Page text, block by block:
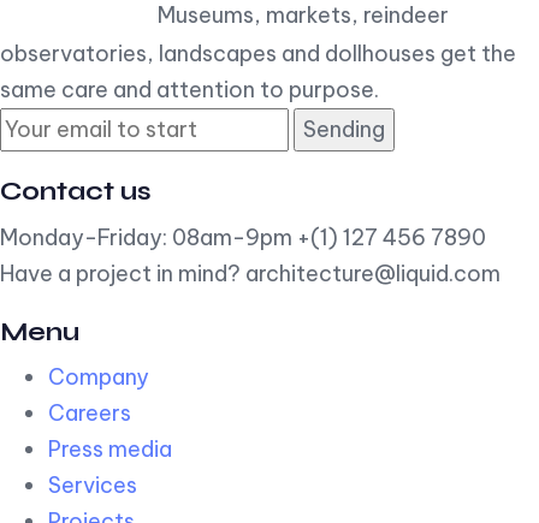
Museums, markets, reindeer
observatories, landscapes and dollhouses get the
same care and attention to purpose.
Sending
Contact us
Monday-Friday: 08am-9pm +(1) 127 456 7890
Have a project in mind? architecture@liquid.com
Menu
Company
Careers
Press media
Services